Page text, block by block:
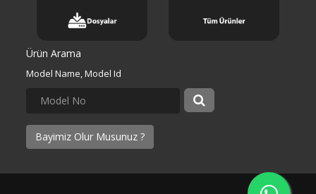
Ürün Arama
Model Name, Model Id
Bayimiz Olur Musunuz ?